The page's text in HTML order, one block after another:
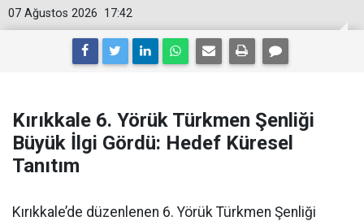
17:42
07 Ağustos 2026
Kırıkkale 6. Yörük Türkmen Şenliği
Büyük İlgi Gördü: Hedef Küresel
Tanıtım
Kırıkkale’de düzenlenen 6. Yörük Türkmen Şenliği